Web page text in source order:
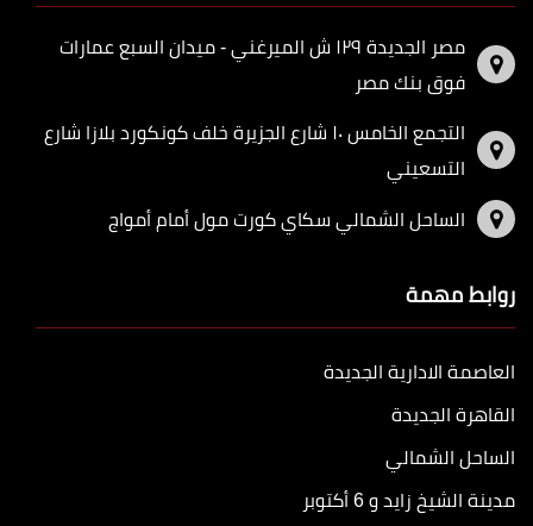
مصر الجديدة ١٢٩ ش الميرغني - ميدان السبع عمارات
فوق بنك مصر
التجمع الخامس ١٠ شارع الجزيرة خلف كونكورد بلازا شارع
التسعيني
الساحل الشمالي سكاي كورت مول أمام أمواج
روابط مهمة
العاصمة الادارية الجديدة
القاهرة الجديدة
الساحل الشمالي
مدينة الشيخ زايد و 6 أكتوبر